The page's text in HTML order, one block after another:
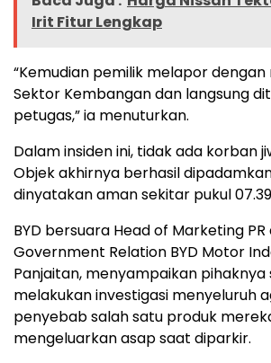
Irit Fitur Lengkap
“Kemudian pemilik melapor
Sektor Kembangan dan langsung
petugas,” ia menuturkan.
Dalam insiden ini, tidak ada korban
Objek akhirnya berhasil
dinyatakan aman sekitar pukul 07.39
BYD bersuara Head of Marketing PR
Government Relation BYD Motor
Panjaitan, menyampaikan pihaknya
melakukan investigasi menyeluruh
penyebab salah satu produk
mengeluarkan asap saat diparkir.